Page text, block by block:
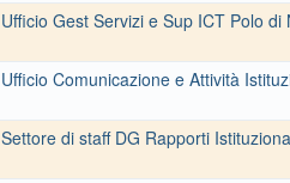
Ufficio Gest Servizi e Sup ICT Polo di
Ufficio Comunicazione e Attività
Settore di staff DG Rapporti